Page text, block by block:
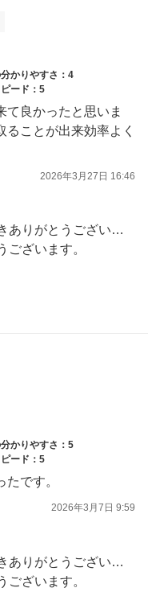
かりやすさ：4
ード：5
て良かったと思いま
ことが出来効率よく
2026年3月27日 16:46
キグナス綱島店をご利用いただきありがとうございました。
ございます。
変喜んでおります。
かりやすさ：5
ード：5
です。
2026年3月7日 9:59
このたびは当店をご利用いただきありがとうございました。
ございます。